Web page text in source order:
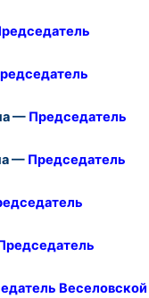
— Председатель
— Председатель
Веселовской